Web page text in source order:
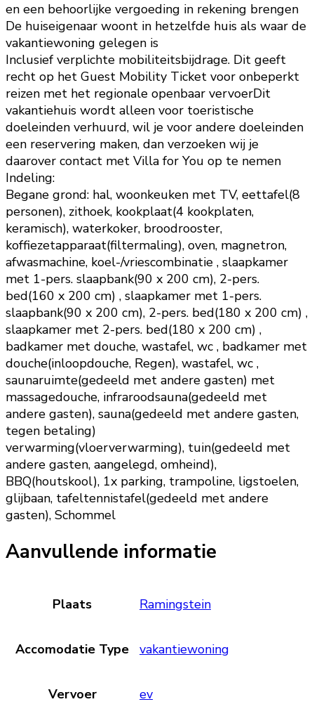
en een behoorlijke vergoeding in rekening brengen
De huiseigenaar woont in hetzelfde huis als waar de
vakantiewoning gelegen is
Inclusief verplichte mobiliteitsbijdrage. Dit geeft
recht op het Guest Mobility Ticket voor onbeperkt
reizen met het regionale openbaar vervoerDit
vakantiehuis wordt alleen voor toeristische
doeleinden verhuurd, wil je voor andere doeleinden
een reservering maken, dan verzoeken wij je
daarover contact met Villa for You op te nemen
Indeling:
Begane grond: hal, woonkeuken met TV, eettafel(8
personen), zithoek, kookplaat(4 kookplaten,
keramisch), waterkoker, broodrooster,
koffiezetapparaat(filtermaling), oven, magnetron,
afwasmachine, koel-/vriescombinatie , slaapkamer
met 1-pers. slaapbank(90 x 200 cm), 2-pers.
bed(160 x 200 cm) , slaapkamer met 1-pers.
slaapbank(90 x 200 cm), 2-pers. bed(180 x 200 cm) ,
slaapkamer met 2-pers. bed(180 x 200 cm) ,
badkamer met douche, wastafel, wc , badkamer met
douche(inloopdouche, Regen), wastafel, wc ,
saunaruimte(gedeeld met andere gasten) met
massagedouche, infraroodsauna(gedeeld met
andere gasten), sauna(gedeeld met andere gasten,
tegen betaling)
verwarming(vloerverwarming), tuin(gedeeld met
andere gasten, aangelegd, omheind),
BBQ(houtskool), 1x parking, trampoline, ligstoelen,
glijbaan, tafeltennistafel(gedeeld met andere
gasten), Schommel
Aanvullende informatie
Plaats Ramingstein
Accomodatie Type vakantiewoning
Vervoer ev